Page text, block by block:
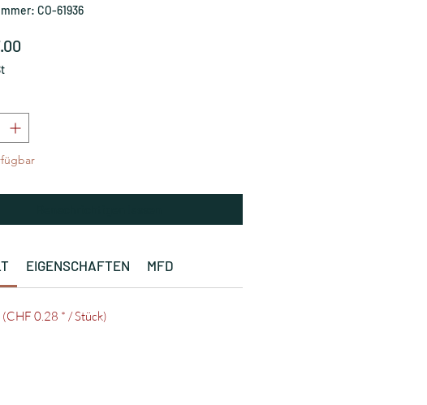
CO-61936
EIGENSCHAFTEN MFD
0.28 * / Stück)